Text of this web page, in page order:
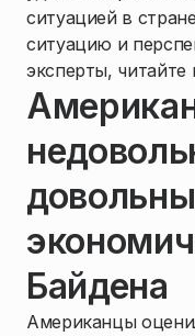
ситуацией в
ситуацию и
эксперты,
довольны
Байдена
Американцы